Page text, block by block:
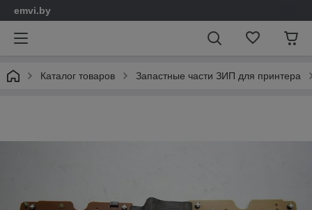
emvi.by
Каталог товаров Запастные части ЗИП для принтера